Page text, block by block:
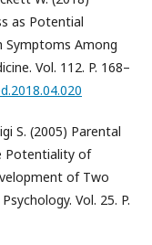
as Potential
Symptoms Among
Vol. 112. P. 168–
S. (2005) Parental
Potentiality of
of Two
Vol. 25. P.